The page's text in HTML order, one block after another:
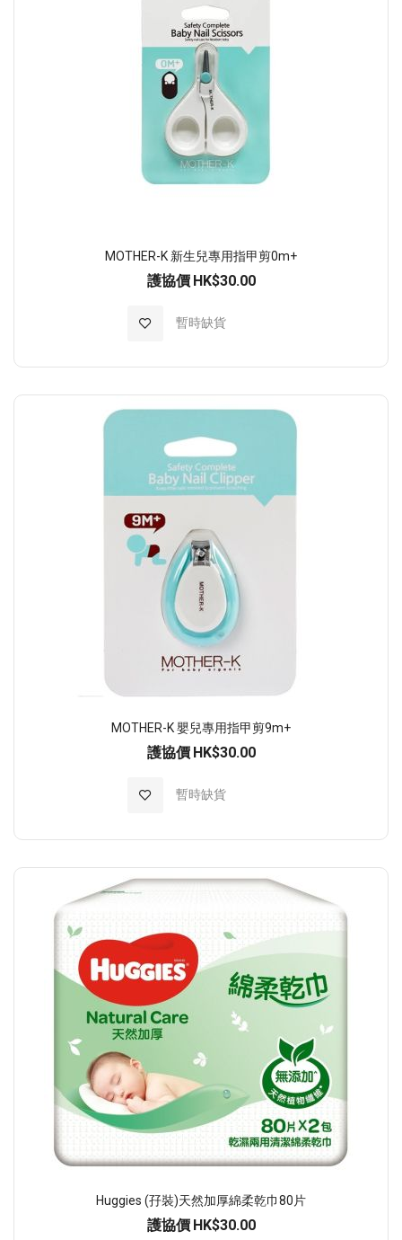
MOTHER-K 新生兒專用指甲剪0m+
護協價 HK$30.00
暫時缺貨
加入至願望清單
MOTHER-K 嬰兒專用指甲剪9m+
護協價 HK$30.00
暫時缺貨
加入至願望清單
Huggies (孖裝)天然加厚綿柔乾巾80片
護協價 HK$30.00